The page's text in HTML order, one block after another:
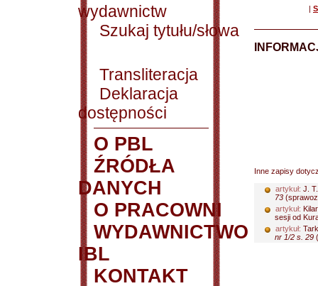
wydawnictw
Szukaj tytułu/słowa
Transliteracja
Deklaracja
dostępności
O PBL
ŹRÓDŁA
DANYCH
O PRACOWNI
WYDAWNICTWO
IBL
KONTAKT
|
Inne zapisy
artykuł: J.
73
artykuł:
sesji od
artykuł:
nr 1/2 s. 29